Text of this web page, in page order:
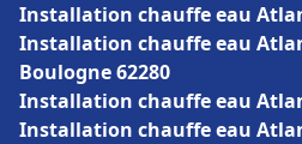
Installation chauffe eau
Installation chauffe eau
Boulogne 62280
Installation chauffe eau
Installation chauffe eau